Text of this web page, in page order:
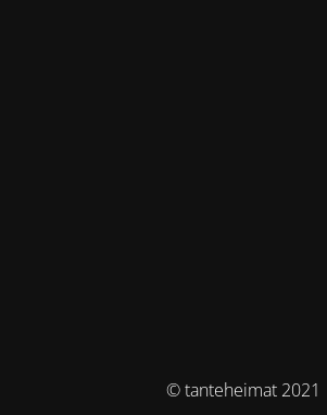
© tanteheimat 2021